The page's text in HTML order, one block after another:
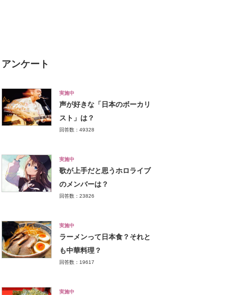
アンケート
実施中
声が好きな「日本のボーカリ
スト」は？
回答数：49328
実施中
歌が上手だと思うホロライブ
のメンバーは？
回答数：23826
実施中
ラーメンって日本食？それと
も中華料理？
回答数：19617
実施中